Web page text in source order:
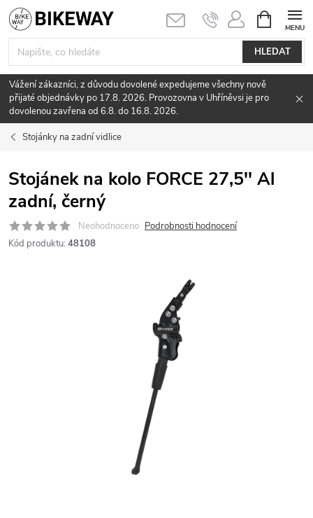
Přejít
na
obsah
HLEDAT
NÁKUPNÍ
KOŠÍK
Vážení zákazníci, z důvodu dovolené expedujeme všechny nově
přijaté objednávky po 17.8. 2026. Provozovna v Uhříněvsi je pro
dovolenou zavřena od 6.8. do 16.8. 2026.
Stojánky na zadní vidlice
Stojánek na kolo FORCE 27,5'' Al
zadní, černý
Neohodnoceno Podrobnosti hodnocení
Kód produktu: 48108